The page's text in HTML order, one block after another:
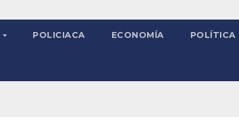
POLICIACA ECONOMÍA POLÍTICA